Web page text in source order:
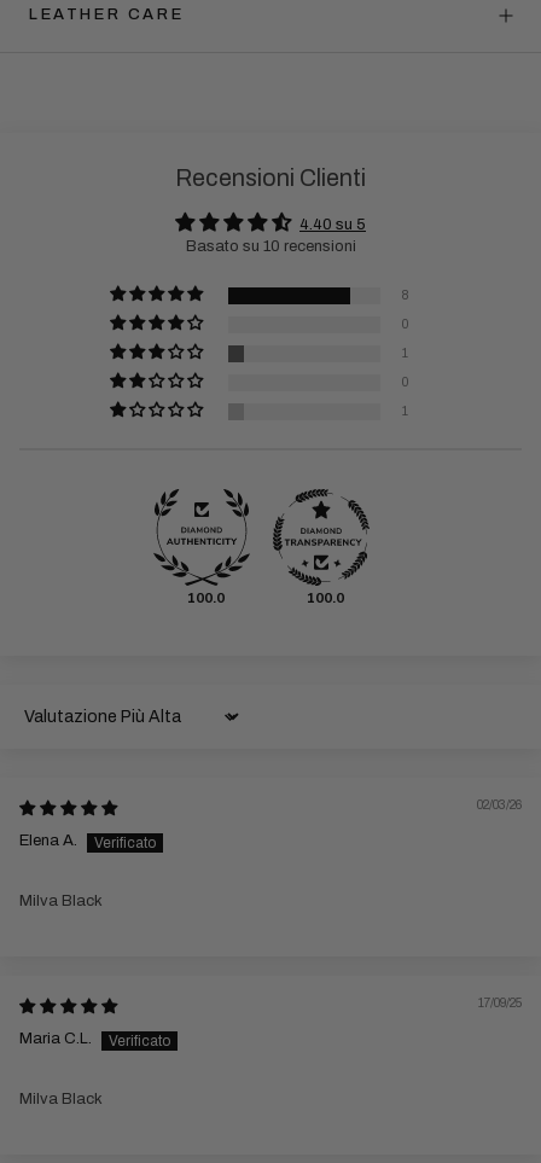
LEATHER CARE
Recensioni Clienti
4.40 su 5
Basato su 10 recensioni
8
0
1
0
1
100.0 100.0
Sort by
02/03/26
Elena A.
Milva Black
17/09/25
Maria C.L.
Milva Black